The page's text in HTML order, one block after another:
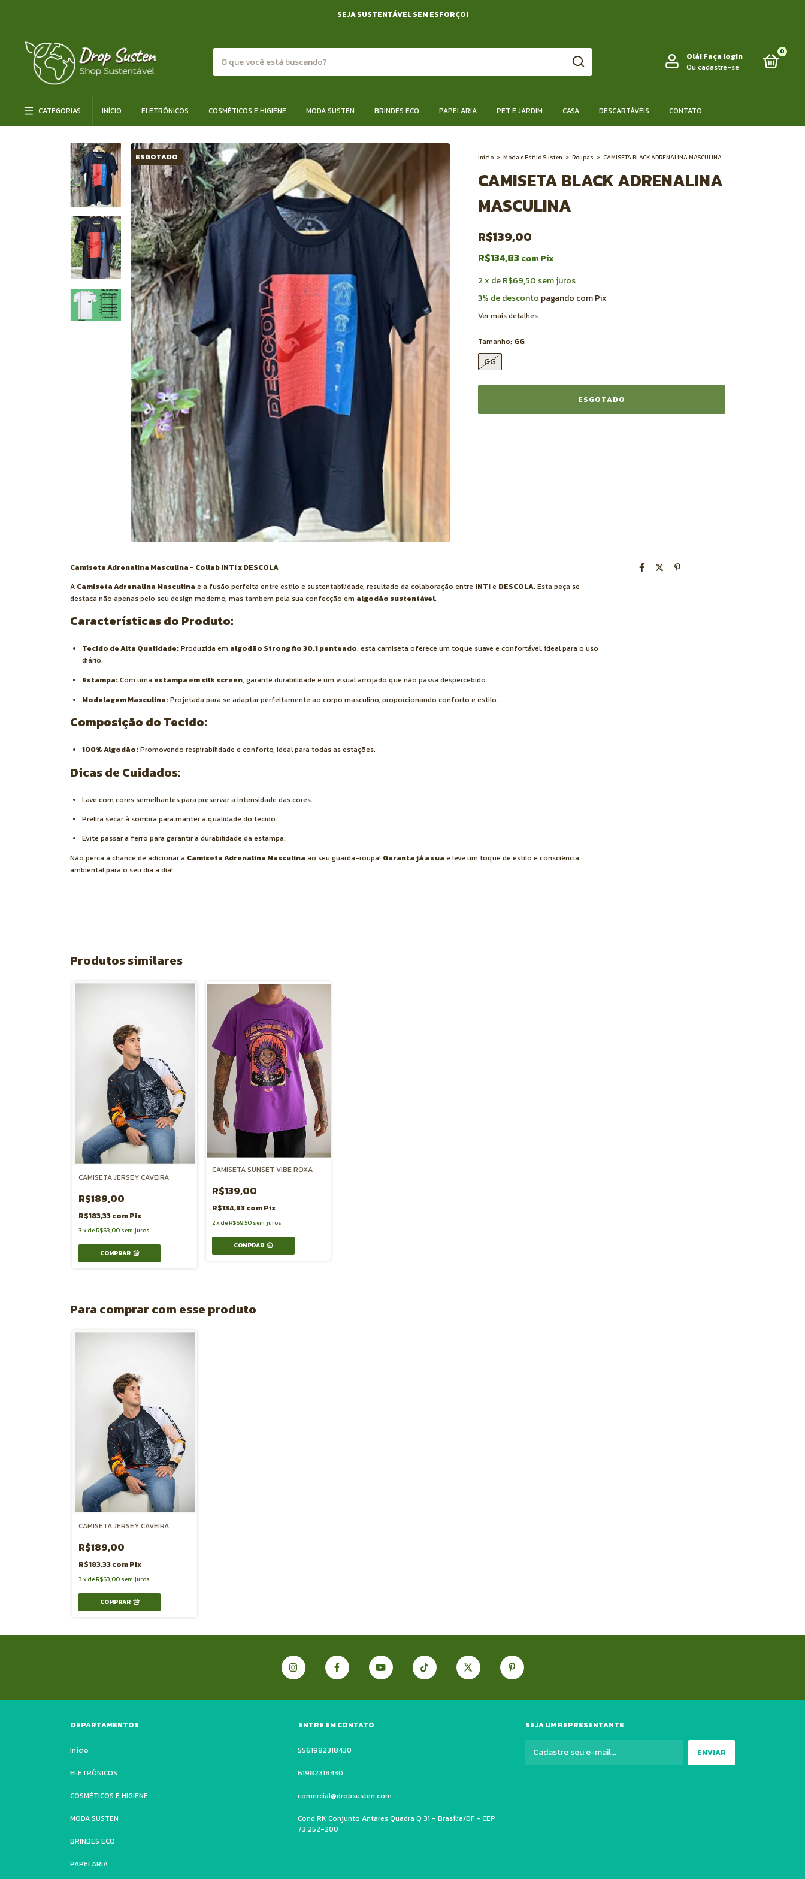
SEJA SUSTENTÁVEL SEM ESFORÇO!
Olá!Faça login
Ou cadastre-se
0
CATEGORIAS INÍCIO ELETRÔNICOS COSMÉTICOS E HIGIENE MODA SUSTEN BRINDES ECO PAPELARIA PET E JARDIM CASA DESCARTÁVEIS CONTATO
ESGOTADO Início > Moda e Estilo Susten > Roupas > CAMISETA BLACK ADRENALINA MASCULINA
CAMISETA BLACK ADRENALINA
MASCULINA
R$139,00
R$134,83 comPix
2x deR$69,50 sem juros
3% de desconto pagando com Pix
Ver mais detalhes
Tamanho: GG
GG
Camiseta Adrenalina Masculina - Collab INTI x DESCOLA
A Camiseta Adrenalina Masculina é a fusão perfeita entre estilo e sustentabilidade, resultado da colaboração entre INTIe DESCOLA. Esta peça se
destaca não apenas pelo seu design moderno, mas também pela sua confecção em algodão sustentável.
Características do Produto:
Tecido de Alta Qualidade:Produzida em algodão Strong fio 30.1 penteado, esta camiseta oferece um toque suave e confortável, ideal para o uso
diário.
Estampa:Com uma estampa em silk screen, garante durabilidade e um visual arrojado que não passa despercebido.
Modelagem Masculina:Projetada para se adaptar perfeitamente ao corpo masculino, proporcionando conforto e estilo.
Composição do Tecido:
100% Algodão:Promovendo respirabilidade e conforto, ideal para todas as estações.
Dicas de Cuidados:
Lave com cores semelhantes para preservar a intensidade das cores.
Prefira secar à sombra para manter a qualidade do tecido.
Evite passar a ferro para garantir a durabilidade da estampa.
Não perca a chance de adicionar a Camiseta Adrenalina Masculina ao seu guarda-roupa! Garanta já a sua e leve um toque de estilo e consciência
ambiental para o seu dia a dia!
Produtos similares
CAMISETA JERSEY CAVEIRA
R$189,00
R$183,33comPix
3 xdeR$63,00 sem juros
COMPRAR
CAMISETA SUNSET VIBE ROXA
R$139,00
R$134,83comPix
2xdeR$69,50 sem juros
COMPRAR
Para comprar com esse produto
CAMISETA JERSEY CAVEIRA
R$189,00
R$183,33comPix
3 xdeR$63,00 sem juros
COMPRAR
DEPARTAMENTOS
Início
ELETRÔNICOS
COSMÉTICOS E HIGIENE
MODA SUSTEN
BRINDES ECO
PAPELARIA
ENTRE EM CONTATO
5561982318430
61982318430
comercial@dropsusten.com
Cond RK Conjunto Antares Quadra Q 31 - Brasília/DF - CEP
73.252-200
SEJA UM REPRESENTANTE